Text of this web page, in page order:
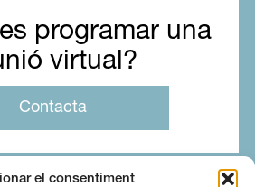
el consentiment
programar una
virtual?
Contacta